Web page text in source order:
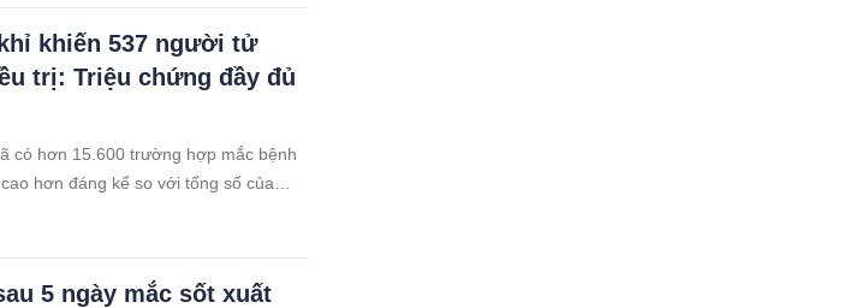
khiến 537 người tử
trị: Triệu chứng đầy đủ
có hơn 15.600 trường hợp mắc bệnh
hơn đáng kể so với tổng số của
5 ngày mắc sốt xuất